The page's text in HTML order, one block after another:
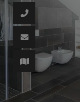
schließen
und schließen
schließen